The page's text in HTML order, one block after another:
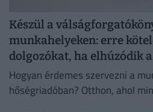
Készül a
munkahelyeken: erre
dolgozókat, ha elhúzódik
Hogyan érdemes szervezni a
hőségriadóban? Otthon, ahol